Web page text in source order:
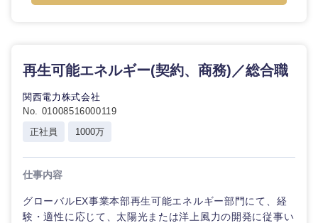
再生可能エネルギー(契約、商務)／総合職
関西電力株式会社
No. 01008516000119
正社員
1000万
仕事内容
グローバルEX事業本部再生可能エネルギー部門にて、経
験・適性に応じて、太陽光または洋上風力の開発に従事い